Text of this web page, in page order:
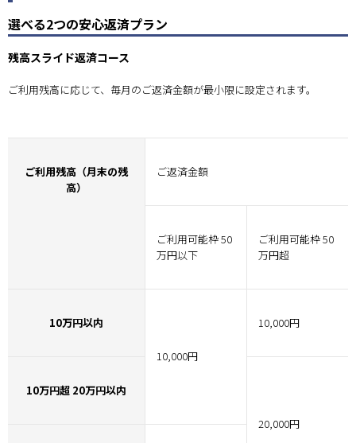
選べる2つの安心返済プラン
残高スライド返済コース
ご利用残高に応じて、毎月のご返済金額が最小限に設定されます。
ご利用残高（月末の残
高）
ご返済金額
ご利用可能枠 50
万円以下
ご利用可能枠 50
万円超
10万円以内
10,000円
10,000円
10万円超 20万円以内
20,000円